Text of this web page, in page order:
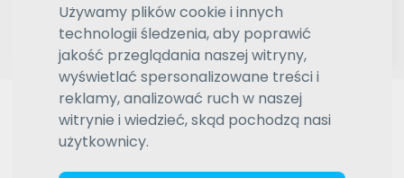
Używamy plików cookie i innych
technologii śledzenia, aby poprawić
jakość przeglądania naszej witryny,
wyświetlać spersonalizowane treści i
reklamy, analizować ruch w naszej
witrynie i wiedzieć, skąd pochodzą nasi
użytkownicy.
Znajdź tłumacza
Wyszukiwanie zaawansowane
Reklama